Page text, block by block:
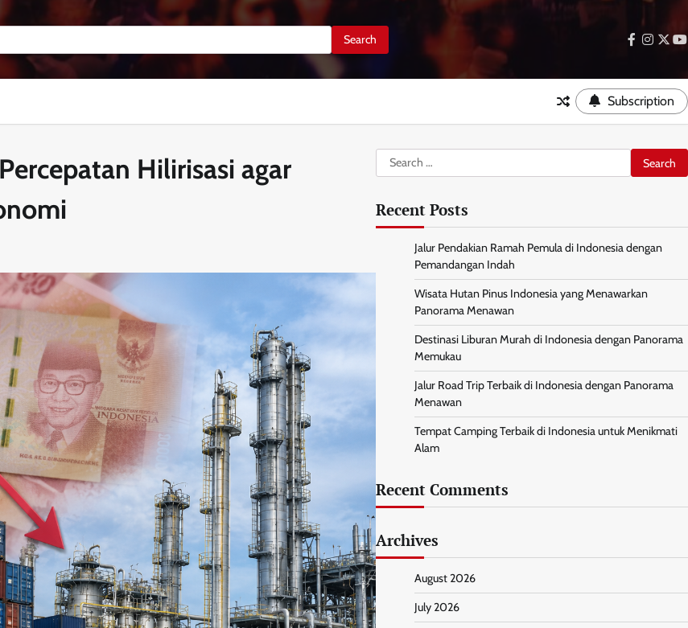
facebook
Subscription
Hilirisasi agar
Search
for:
Recent Posts
Jalur Pendakian Ramah Pemula di Indonesia dengan
Pemandangan Indah
Wisata Hutan Pinus Indonesia yang Menawarkan
Panorama Menawan
Destinasi Liburan Murah di Indonesia dengan Panorama
Memukau
Jalur Road Trip Terbaik di Indonesia dengan Panorama
Menawan
Tempat Camping Terbaik di Indonesia untuk Menikmati
Alam
Recent Comments
Archives
August 2026
July 2026